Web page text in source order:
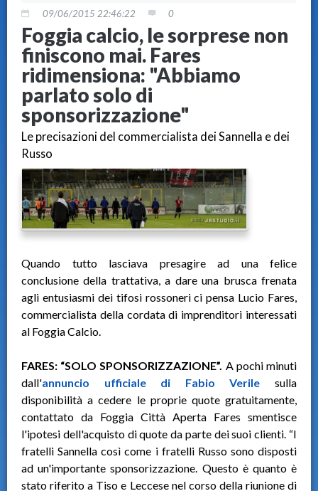
09/06/2015 22:46:22 0
Foggia calcio, le sorprese non
finiscono mai. Fares
ridimensiona: "Abbiamo
parlato solo di
sponsorizzazione"
Le precisazioni del commercialista dei Sannella e dei
Russo
Quando tutto lasciava presagire ad una felice
conclusione della trattativa, a dare una brusca frenata
agli entusiasmi dei tifosi rossoneri ci pensa Lucio Fares,
commercialista della cordata di imprenditori interessati
al Foggia Calcio.
FARES: “SOLO SPONSORIZZAZIONE”. A pochi minuti
dall'annuncio ufficiale di Fabio Verile sulla
disponibilità a cedere le proprie quote gratuitamente,
contattato da Foggia Città Aperta Fares smentisce
l'ipotesi dell'acquisto di quote da parte dei suoi clienti. “I
fratelli Sannella così come i fratelli Russo sono disposti
ad un'importante sponsorizzazione. Questo è quanto è
stato riferito a Tiso e Leccese nel corso della riunione di